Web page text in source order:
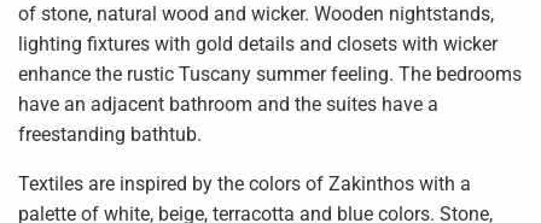
of stone, natural wood and wicker. Wooden nightstands,
lighting fixtures with gold details and closets with wicker
enhance the rustic Tuscany summer feeling. The bedrooms
have an adjacent bathroom and the suites have a
freestanding bathtub.
Textiles are inspired by the colors of Zakinthos with a
palette of white, beige, terracotta and blue colors. Stone,